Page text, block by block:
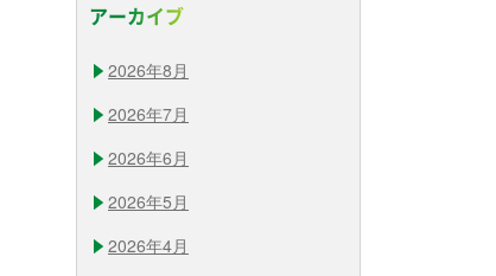
アーカイブ
2026年8月
2026年7月
2026年6月
2026年5月
2026年4月